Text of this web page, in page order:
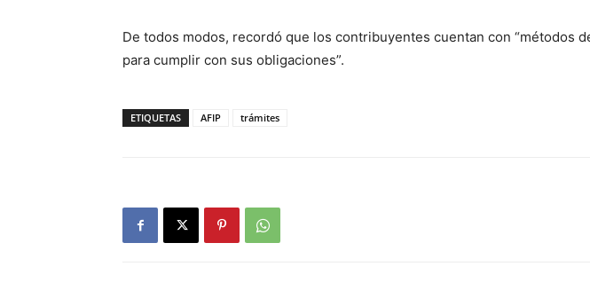
De todos modos, recordó que los contribuyentes cuentan con “métodos
para cumplir con sus obligaciones”.
ETIQUETAS AFIP trámites